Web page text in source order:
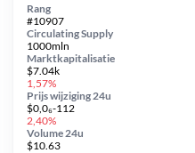
Circulating Supply
1000mln
Prijs wijziging 24u
$0,0₆-112
2,40%
Marktkapitalisatie
$7.04k
1,57%
Volume 24u
$10.63
Rang
#10907